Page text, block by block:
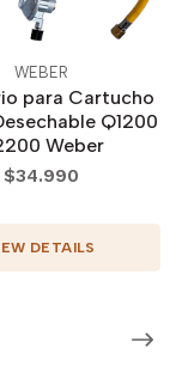
WEBER
para Cartucho
Q1200
Weber
$34.990
DETAILS